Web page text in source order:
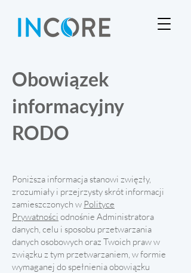
Obowiązek
informacyjny
RODO
Poniższa informacja stanowi zwięzły,
zrozumiały i przejrzysty skrót informacji
zamieszczonych w Polityce
Prywatności odnośnie Administratora
danych, celu i sposobu przetwarzania
danych osobowych oraz Twoich praw w
związku z tym przetwarzaniem, w formie
wymaganej do spełnienia obowiązku